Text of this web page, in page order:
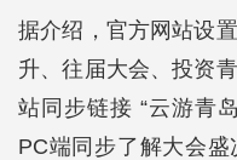
据介绍，官方网站设
升、往届大会、投资
站同步链接 “云游青
PC端同步了解大会